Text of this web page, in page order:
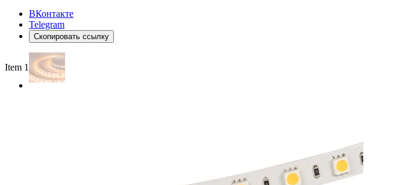
ВКонтакте
Telegram
Скопировать ссылку
Item 1 of 2